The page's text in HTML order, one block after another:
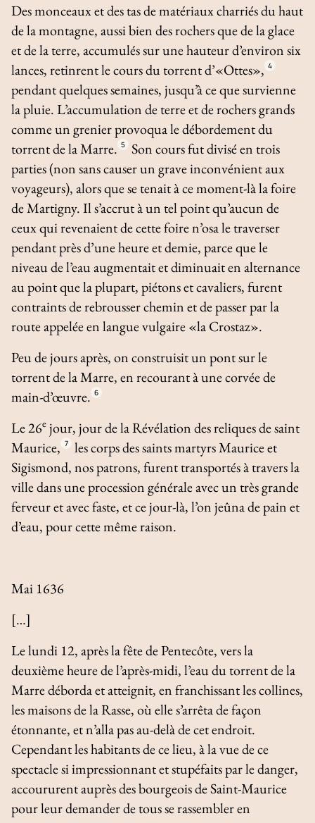
Des monceaux et des tas de matériaux charriés du haut
de la montagne, aussi bien des rochers que de la glace
et de la terre, accumulés sur une hauteur d’environ six
lances, retinrent le cours du torrent d’«Ottes», 4
pendant quelques semaines, jusqu’à ce que survienne
la pluie. L’accumulation de terre et de rochers grands
comme un grenier provoqua le débordement du
torrent de la Marre. 5
Son cours fut divisé en trois
parties (non sans causer un grave inconvénient aux
voyageurs), alors que se tenait à ce moment-là la foire
de Martigny. Il s’accrut à un tel point qu’aucun de
ceux qui revenaient de cette foire n’osa le traverser
pendant près d’une heure et demie, parce que le
niveau de l’eau augmentait et diminuait en alternance
au point que la plupart, piétons et cavaliers, furent
contraints de rebrousser chemin et de passer par la
route appelée en langue vulgaire «la Crostaz».
Peu de jours après, on construisit un pont sur le
torrent de la Marre, en recourant à une corvée de
main-d’œuvre. 6
Le 26e jour, jour de la Révélation des reliques de saint
Maurice, 7
les corps des saints martyrs Maurice et
Sigismond, nos patrons, furent transportés à travers la
ville dans une procession générale avec un très grande
ferveur et avec faste, et ce jour-là, l’on jeûna de pain et
d’eau, pour cette même raison.
Mai 1636
[…]
Le lundi 12, après la fête de Pentecôte, vers la
deuxième heure de l’après-midi, l’eau du torrent de la
Marre déborda et atteignit, en franchissant les collines,
les maisons de la Rasse, où elle s’arrêta de façon
étonnante, et n’alla pas au-delà de cet endroit.
Cependant les habitants de ce lieu, à la vue de ce
spectacle si impressionnant et stupéfaits par le danger,
accoururent auprès des bourgeois de Saint-Maurice
pour leur demander de tous se rassembler en